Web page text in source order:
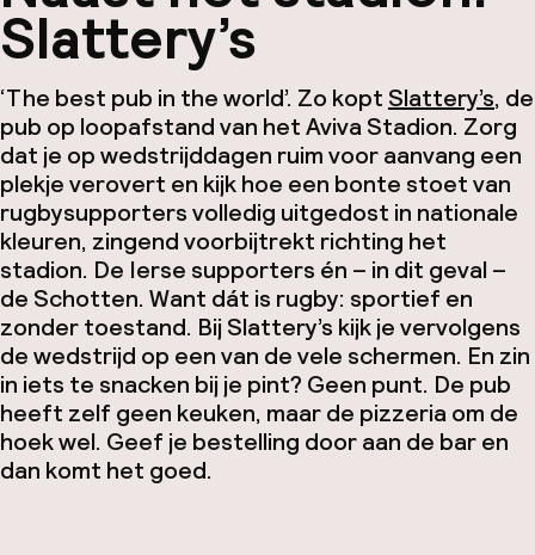
Slattery’s
‘The best pub in the world’. Zo kopt Slattery’s, de
pub op loopafstand van het Aviva Stadion. Zorg
dat je op wedstrijddagen ruim voor aanvang een
plekje verovert en kijk hoe een bonte stoet van
rugbysupporters volledig uitgedost in nationale
kleuren, zingend voorbijtrekt richting het
stadion. De Ierse supporters én – in dit geval –
de Schotten. Want dát is rugby: sportief en
zonder toestand. Bij Slattery’s kijk je vervolgens
de wedstrijd op een van de vele schermen. En zin
in iets te snacken bij je pint? Geen punt. De pub
heeft zelf geen keuken, maar de pizzeria om de
hoek wel. Geef je bestelling door aan de bar en
dan komt het goed.